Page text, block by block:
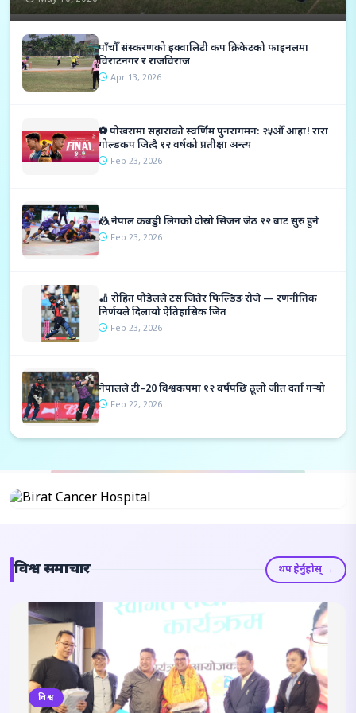
पाँचौँ संस्करणको इक्वालिटी कप क्रिकेटको फाइनलमा
विराटनगर र राजविराज
Apr 13, 2026
⚽ पोखरामा सहाराको स्वर्णिम पुनरागमन: २५औँ आहा! रारा
गोल्डकप जित्दै १२ वर्षको प्रतीक्षा अन्त्य
Feb 23, 2026
🤼 नेपाल कबड्डी लिगको दोस्रो सिजन जेठ २२ बाट सुरु हुने
Feb 23, 2026
🏏 रोहित पौडेलले टस जितेर फिल्डिङ रोजे — रणनीतिक
निर्णयले दिलायो ऐतिहासिक जित
Feb 23, 2026
नेपालले टी–20 विश्वकपमा १२ वर्षपछि ठूलो जीत दर्ता गर्‍यो
Feb 22, 2026
विश्व समाचार थप हेर्नुहोस् →
विश्व